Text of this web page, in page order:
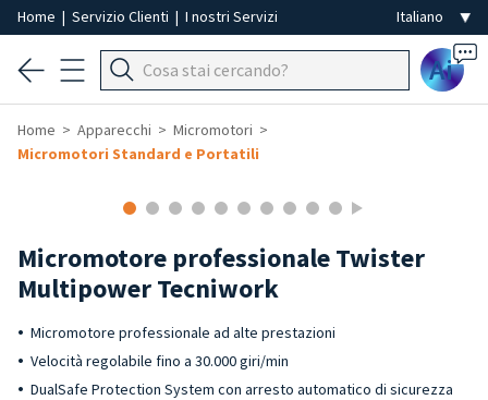
Home | Servizio Clienti | I nostri Servizi
Ai
Home Apparecchi
Micromotori
Micromotori Standard e Portatili
Micromotore professionale Twister
Multipower Tecniwork
Micromotore professionale ad alte prestazioni
Velocità regolabile fino a 30.000 giri/min
DualSafe Protection System con arresto automatico di sicurezza